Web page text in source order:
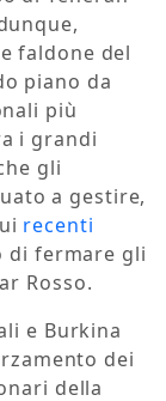
faldone del
piano da
più
i grandi
gli
a gestire,
recenti
di fermare gli
Rosso.
e Burkina
dei
della